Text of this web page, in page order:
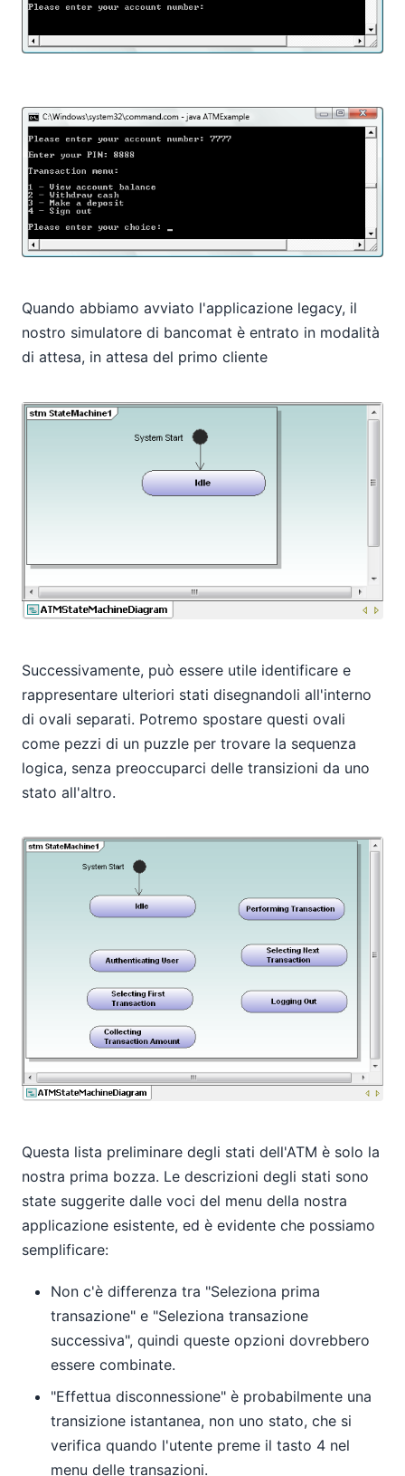
Quando abbiamo avviato l'applicazione legacy, il
nostro simulatore di bancomat è entrato in modalità
di attesa, in attesa del primo cliente
Successivamente, può essere utile identificare e
rappresentare ulteriori stati disegnandoli all'interno
di ovali separati. Potremo spostare questi ovali
come pezzi di un puzzle per trovare la sequenza
logica, senza preoccuparci delle transizioni da uno
stato all'altro.
Questa lista preliminare degli stati dell'ATM è solo la
nostra prima bozza. Le descrizioni degli stati sono
state suggerite dalle voci del menu della nostra
applicazione esistente, ed è evidente che possiamo
semplificare:
Non c'è differenza tra "Seleziona prima
transazione" e "Seleziona transazione
successiva", quindi queste opzioni dovrebbero
essere combinate.
"Effettua disconnessione" è probabilmente una
transizione istantanea, non uno stato, che si
verifica quando l'utente preme il tasto 4 nel
menu delle transazioni.